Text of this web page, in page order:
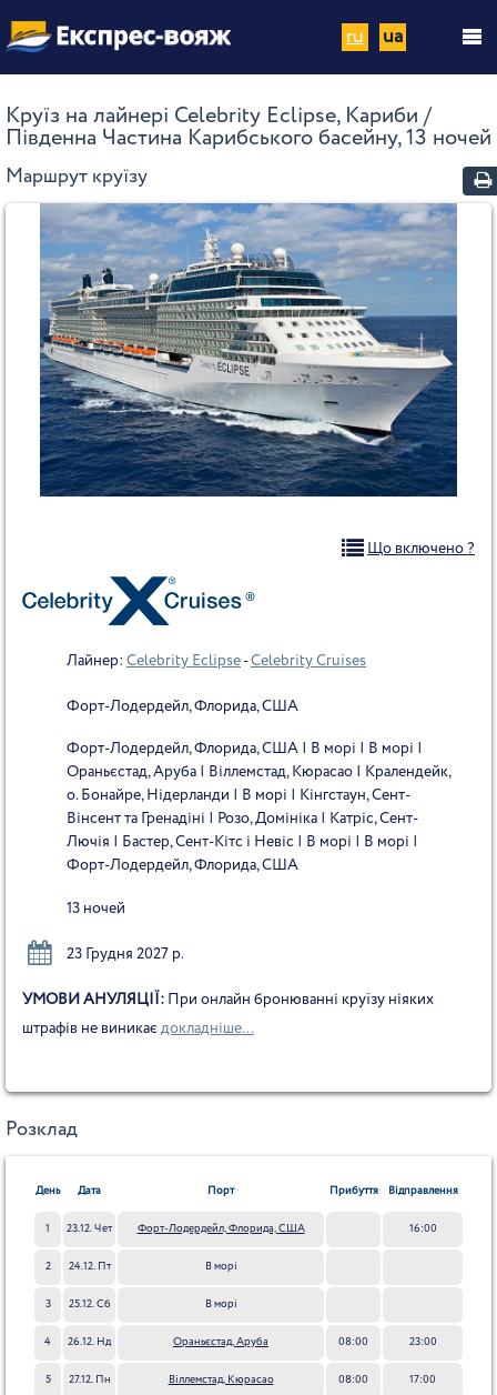
ru ua
Круїз на лайнері Celebrity Eclipse, Кариби /
Південна Частина Карибського басейну, 13 ночей
Маршрут круїзу
Що включено ?
Лайнер: Celebrity Eclipse-Celebrity Cruises
Форт-Лодердейл, Флорида, США
Форт-Лодердейл, Флорида, США | В морі | В морі |
Ораньєстад, Аруба | Віллемстад, Кюрасао | Кралендейк,
о. Бонайре, Нідерланди | В морі | Кінгстаун, Сент-
Вінсент та Гренадіні | Розо, Домініка | Катріc, Сент-
Лючія | Бастер, Сент-Кітс і Невіс | В морі | В морі |
Форт-Лодердейл, Флорида, США
13 ночей
23 Грудня 2027 р.
УМОВИ АНУЛЯЦІЇ: При онлайн бронюванні круїзу ніяких
штрафів не виникає докладніше...
Розклад
День Дата Порт Прибуття Відправлення
1 23.12. Чет Форт-Лодердейл, Флорида, США 16:00
2 24.12. Пт В морі
3 25.12. Сб В морі
4 26.12. Нд Ораньєстад, Аруба 08:00 23:00
5 27.12. Пн Віллемстад, Кюрасао 08:00 17:00